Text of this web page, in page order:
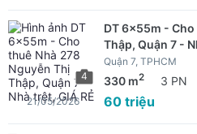
4
DT 6x55m -
Thập, Quận 7 -
Quận 7, TPHCM
330 m2 3 PN
60 triệu
21/05/2026